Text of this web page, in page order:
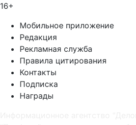
16+
Мобильное приложение
Редакция
Рекламная служба
Правила цитирования
Контакты
Подписка
Награды